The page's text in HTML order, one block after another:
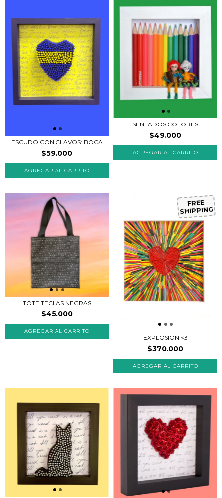
ESCUDO CON CLAVOS: BOCA
$59.000
SENTADOS COLORES
$49.000
AGREGAR AL CARRITO
TOTE TECLAS NEGRAS
$45.000
FREE
SHIPPING
EXPLOSION <3
$370.000